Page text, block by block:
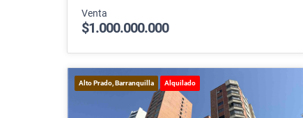
Venta
$1.000.000.000
Alto Prado, Barranquilla Alquilado